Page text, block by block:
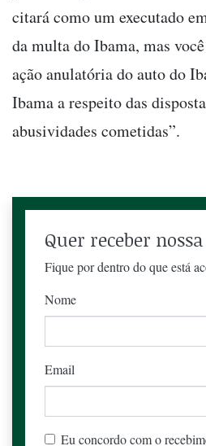
citará como um executado
da multa do Ibama, mas
ação anulatória do auto do
Ibama a respeito das
abusividades cometidas”.
Quer receber
Fique por dentro do que está
Nome
Email
Eu concordo com o